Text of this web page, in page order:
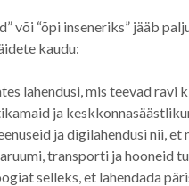
või “õpi inseneriks” jääb
kaudu:
lahendusi, mis teevad ravi
ja
ja digilahendusi nii,
transporti ja hooneid
selleks, et lahendada